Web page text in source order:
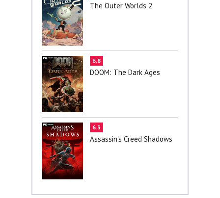
The Outer Worlds 2
6.8
DOOM: The Dark Ages
6.3
Assassin's Creed Shadows